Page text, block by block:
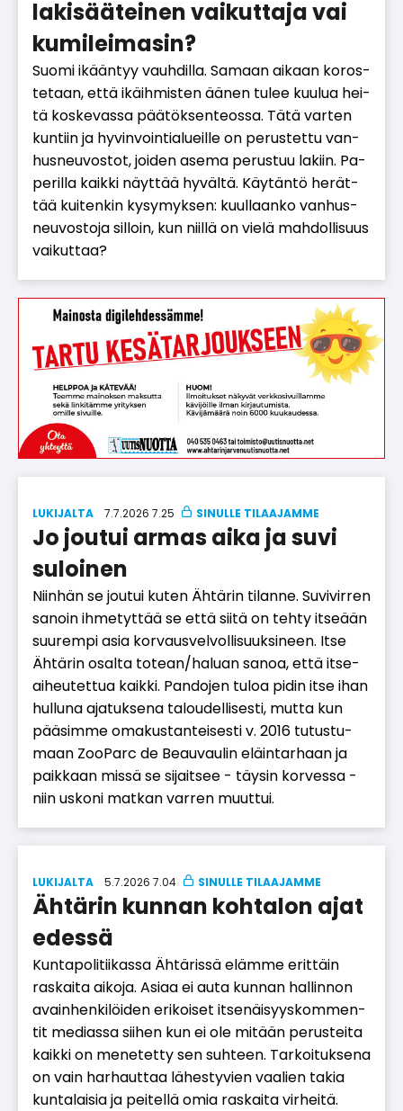
lakisääteinen vaikuttaja vai
kumileimasin?
Suo­mi ikään­tyy vauh­dil­la. Sa­maan ai­kaan ko­ros­
te­taan, et­tä ikäih­mis­ten ää­nen tu­lee kuu­lua hei­
tä kos­ke­vas­sa pää­tök­sen­te­os­sa. Tätä var­ten
kun­tiin ja hy­vin­voin­ti­a­lu­eil­le on pe­rus­tet­tu van­
hus­neu­vos­tot, joi­den ase­ma pe­rus­tuu la­kiin. Pa­
pe­ril­la kaik­ki näyt­tää hy­väl­tä. Käy­tän­tö he­rät­
tää kui­ten­kin ky­sy­myk­sen: kuul­laan­ko van­hus­
neu­vos­to­ja sil­loin, kun niil­lä on vie­lä mah­dol­li­suus
vai­kut­taa?
LUKIJALTA 7.7.2026 7.25
Jo joutui armas aika ja suvi
suloinen
Niin­hän se jou­tui ku­ten Äh­tä­rin ti­lan­ne. Su­vi­vir­ren
sa­noin ih­me­tyt­tää se et­tä sii­tä on teh­ty it­se­ään
suu­rem­pi asia kor­vaus­vel­vol­li­suuk­si­neen. It­se
Äh­tä­rin osal­ta to­te­an/ha­lu­an sa­noa, et­tä it­se­
ai­heu­tet­tua kaik­ki. Pan­do­jen tu­loa pi­din it­se ihan
hul­lu­na aja­tuk­se­na ta­lou­del­li­ses­ti, mut­ta kun
pää­sim­me oma­kus­tan­tei­ses­ti v. 2016 tu­tus­tu­
maan Zoo­Parc de Be­au­vau­lin eläin­tar­haan ja
paik­kaan mis­sä se si­jait­see - täy­sin kor­ves­sa -
niin us­ko­ni mat­kan var­ren muut­tui.
LUKIJALTA 5.7.2026 7.04
Ähtärin kunnan kohtalon ajat
edessä
Kun­ta­po­li­tii­kas­sa Äh­tä­ris­sä eläm­me erit­täin
ras­kai­ta ai­ko­ja. Asi­aa ei au­ta kun­nan hal­lin­non
avain­hen­ki­löi­den eri­koi­set it­se­näi­syys­kom­men­
tit me­di­as­sa sii­hen kun ei ole mi­tään pe­rus­tei­ta
kaik­ki on me­ne­tet­ty sen suh­teen. Tar­koi­tuk­se­na
on vain har­haut­taa lä­hes­ty­vien vaa­lien ta­kia
kun­ta­lai­sia ja pei­tel­lä omia ras­kai­ta vir­hei­tä.